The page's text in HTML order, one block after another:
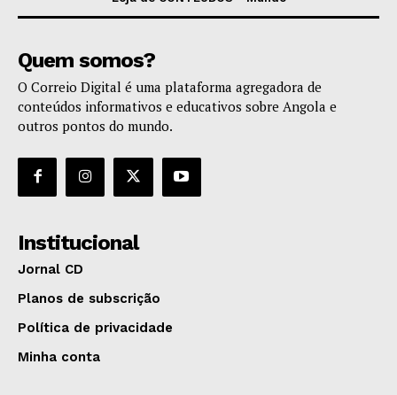
Quem somos?
O Correio Digital é uma plataforma agregadora de
conteúdos informativos e educativos sobre Angola e
outros pontos do mundo.
Institucional
Jornal CD
Planos de subscrição
Política de privacidade
Minha conta